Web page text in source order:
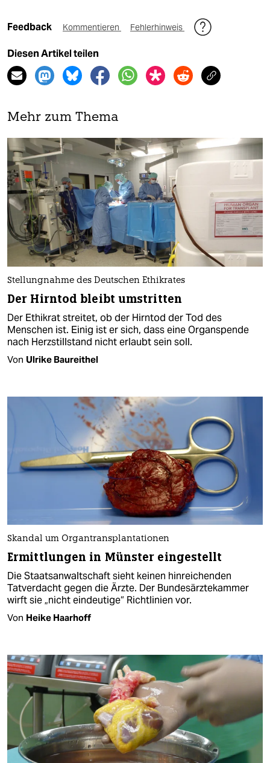
Feedback Kommentieren Fehlerhinweis
Diesen Artikel teilen
Mehr zum Thema
Stellungnahme des Deutschen Ethikrates
Der Hirntod bleibt umstritten
Der Ethikrat streitet, ob der Hirntod der Tod des
Menschen ist. Einig ist er sich, dass eine Organspende
nach Herzstillstand nicht erlaubt sein soll.
Von Ulrike Baureithel
Skandal um Organtransplantationen
Ermittlungen in Münster eingestellt
Die Staatsanwaltschaft sieht keinen hinreichenden
Tatverdacht gegen die Ärzte. Der Bundesärztekammer
wirft sie „nicht eindeutige“ Richtlinien vor.
Von Heike Haarhoff